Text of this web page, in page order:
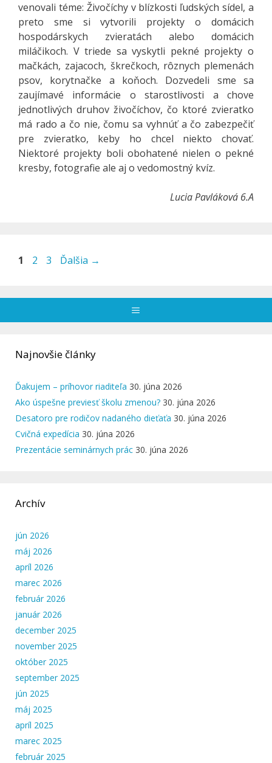
venovali téme: Živočíchy v blízkosti ľudských sídel, a
preto sme si vytvorili projekty o domácich
hospodárskych zvieratách alebo domácich
miláčikoch. V triede sa vyskytli pekné projekty o
mačkách, zajacoch, škrečkoch, rôznych plemenách
psov, korytnačke a koňoch. Dozvedeli sme sa
zaujímavé informácie o starostlivosti a chove
jednotlivých druhov živočíchov, čo ktoré zvieratko
má rado a čo nie, čomu sa vyhnúť a čo zabezpečiť
pre zvieratko, keby ho chcel niekto chovať.
Niektoré projekty boli obohatené nielen o pekné
kresby, fotografie ale aj o vedomostný kvíz.
Lucia Pavláková 6.A
Stránka
1 Stránka
2 Stránka
3 Ďalšia →
Najnovšie články
Ďakujem – príhovor riaditeľa 30. júna 2026
Ako úspešne previesť školu zmenou? 30. júna 2026
Desatoro pre rodičov nadaného dieťaťa 30. júna 2026
Cvičná expedícia 30. júna 2026
Prezentácie seminárnych prác 30. júna 2026
Archív
jún 2026
máj 2026
apríl 2026
marec 2026
február 2026
január 2026
december 2025
november 2025
október 2025
september 2025
jún 2025
máj 2025
apríl 2025
marec 2025
február 2025